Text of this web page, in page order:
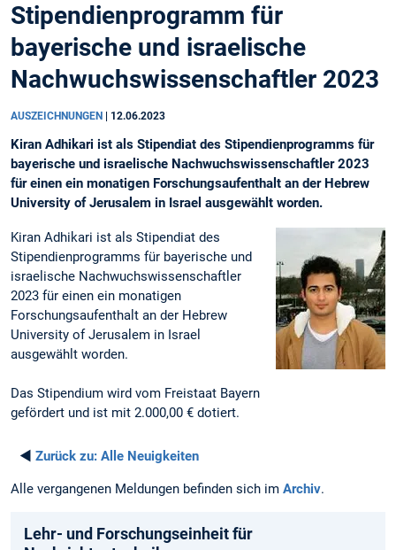
Stipendienprogramm für
bayerische und israelische
Nachwuchswissenschaftler 2023
AUSZEICHNUNGEN 12.06.2023
Kiran Adhikari ist als Stipendiat des Stipendienprogramms für
bayerische und israelische Nachwuchswissenschaftler 2023
für einen ein monatigen Forschungsaufenthalt an der Hebrew
University of Jerusalem in Israel ausgewählt worden.
Kiran Adhikari ist als Stipendiat des
Stipendienprogramms für bayerische und
israelische Nachwuchswissenschaftler
2023 für einen ein monatigen
Forschungsaufenthalt an der Hebrew
University of Jerusalem in Israel
ausgewählt worden.
Das Stipendium wird vom Freistaat Bayern
gefördert und ist mit 2.000,00 € dotiert.
◄ Zurück zu: Alle Neuigkeiten
Alle vergangenen Meldungen befinden sich im Archiv.
Lehr- und Forschungseinheit für